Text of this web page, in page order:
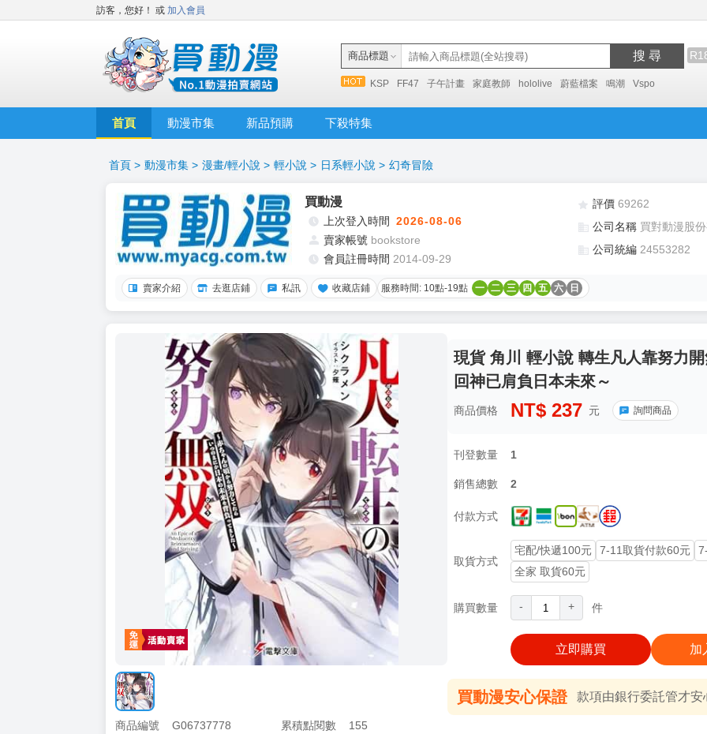
訪客，您好！ 或 加入會員
商品標題 搜 尋
KSP FF47 子午計畫 家庭教師 hololive 蔚藍檔案 鳴潮 Vspo
首頁 動漫市集 新品預購 下殺特集
首頁 > 動漫市集 > 漫畫/輕小說 > 輕小說 > 日系輕小說 > 幻奇冒險
買動漫
上次登入時間 2026-08-06
賣家帳號 bookstore
會員註冊時間 2014-09-29
評價 69262
公司名稱 買對動漫股
公司統編 24553282
賣家介紹 去逛店鋪 私訊 收藏店鋪 服務時間: 10點-19點 一 二 三 四 五 六 日
商品編號 G06737778 累積點閱數
155
現貨 角川 輕小說 轉生凡人靠努力
回神已肩負日本未來～
商品價格 NT$ 237 元 詢問商品
刊登數量 1
銷售總數 2
付款方式
取貨方式
宅配/快遞100元 7-11取貨付款60元
全家 取貨60元
購買數量 - + 件
立即購買 加
買動漫安心保證 款項由銀行委託管才安